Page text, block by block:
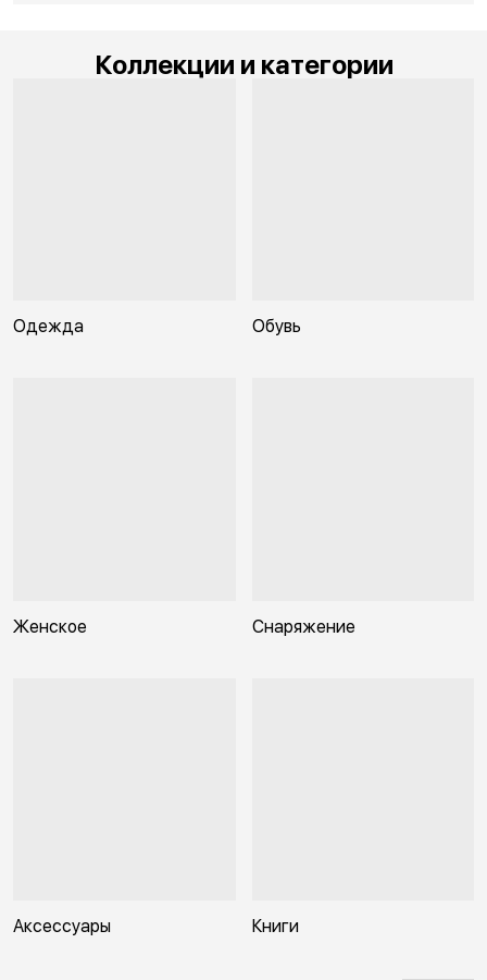
Коллекции и категории
Одежда Обувь
Женское Снаряжение
Аксессуары Книги